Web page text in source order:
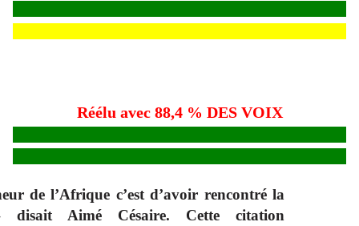
Réélu avec 88,4 % DES VOIX
de l’Afrique c’est d’avoir rencontré la
disait Aimé Césaire. Cette citation